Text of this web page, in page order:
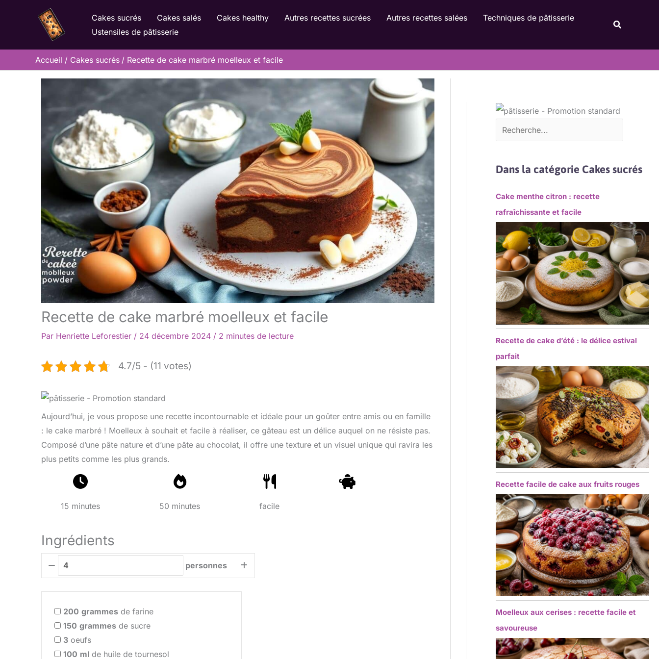
Cakes sucrés Cakes salés Cakes healthy Autres recettes sucrées Autres recettes salées
Techniques de pâtisserie
Ustensiles de pâtisserie
Accueil Cakes sucrés Recette de cake marbré moelleux et facile
Recette de cake marbré moelleux et facile
Par Henriette Leforestier / 24 décembre 2024 / 2 minutes de lecture
4.7/5 - (11 votes)
Aujourd’hui, je vous propose une recette incontournable et idéale pour un goûter entre amis ou en famille
: le cake marbré ! Moelleux à souhait et facile à réaliser, ce gâteau est un délice auquel on ne résiste pas.
Composé d’une pâte nature et d’une pâte au chocolat, il offre une texture et un visuel unique qui ravira les
plus petits comme les plus grands.
15 minutes 50 minutes facile
Ingrédients
personnes
200 grammes de farine
150 grammes de sucre
3 oeufs
100 ml de huile de tournesol
Dans la catégorie Cakes sucrés
Cake menthe citron : recette
rafraîchissante et facile
Recette de cake d’été : le délice estival
parfait
Recette facile de cake aux fruits rouges
Moelleux aux cerises : recette facile et
savoureuse